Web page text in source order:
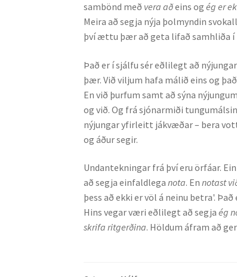
sambönd með vera aðeins ogég er
Meira að segja nýja þolmyndin
því ættu þær að geta lifað samhliða í
Það er í sjálfu sér eðlilegt að
þær. Við viljum hafa málið eins og
En við þurfum samt að sýna
og við. Og frá sjónarmiði
nýjungar yfirleitt jákvæðar – bera
og áður segir.
Undantekningar frá því eru örfáar.
að segja einfaldleganota. Ennotast
þess að ekki er völ á neinu betra'.
Hins vegar væri eðlilegt að segjaég
skrifa ritgerðina. Höldum áfram að